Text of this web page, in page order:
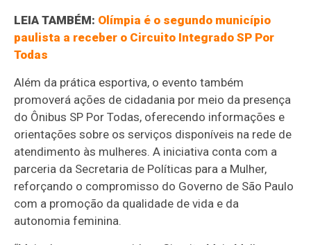
LEIA TAMBÉM: Olímpia é o segundo município
paulista a receber o Circuito Integrado SP Por
Todas
Além da prática esportiva, o evento também
promoverá ações de cidadania por meio da presença
do Ônibus SP Por Todas, oferecendo informações e
orientações sobre os serviços disponíveis na rede de
atendimento às mulheres. A iniciativa conta com a
parceria da Secretaria de Políticas para a Mulher,
reforçando o compromisso do Governo de São Paulo
com a promoção da qualidade de vida e da
autonomia feminina.